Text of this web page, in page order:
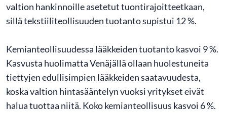
valtion hankinnoille asetetut tuontirajoitteetkaan,
sillä tekstiiliteollisuuden tuotanto supistui 12 %.
Kemianteollisuudessa lääkkeiden tuotanto kasvoi 9 %.
Kasvusta huolimatta Venäjällä ollaan huolestuneita
tiettyjen edullisimpien lääkkeiden saatavuudesta,
koska valtion hintasääntelyn vuoksi yritykset eivät
halua tuottaa niitä. Koko kemianteollisuus kasvoi 6 %.